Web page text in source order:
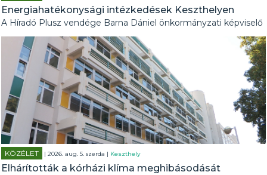
Energiahatékonysági intézkedések Keszthelyen
A Híradó Plusz vendége Barna Dániel önkormányzati képviselő
KÖZÉLET | 2026. aug. 5. szerda | Keszthely
Elhárították a kórházi klíma meghibásodását